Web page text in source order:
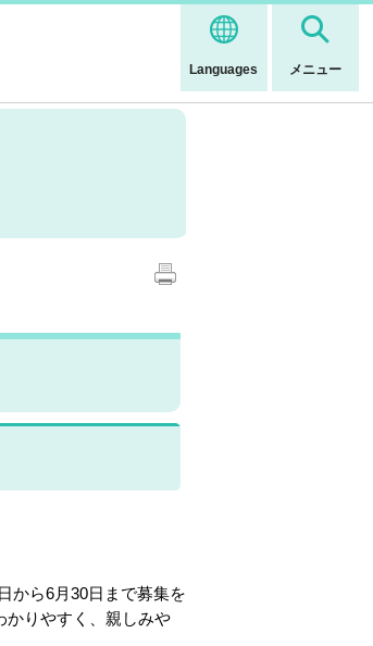
Languages メニュー
から6月30日まで募集を
かりやすく、親しみや